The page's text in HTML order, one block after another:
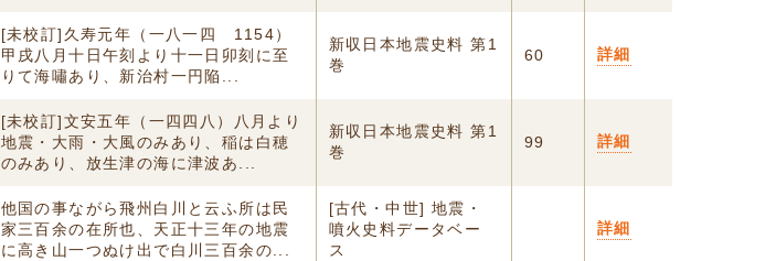
[未校訂]久寿元年（一八一四 1154）
甲戌八月十日午刻より十一日卯刻に至
りて海嘯あり、新治村一円陥...
新収日本地震史料 第1
巻
60 詳細
[未校訂]文安五年（一四四八）八月より
地震・大雨・大風のみあり、稲は白穂
のみあり、放生津の海に津波あ...
新収日本地震史料 第1
巻
99 詳細
他国の事ながら飛州白川と云ふ所は民
家三百余の在所也、天正十三年の地震
に高き山一つぬけ出で白川三百余の...
[古代・中世] 地震・
噴火史料データベー
ス
詳細